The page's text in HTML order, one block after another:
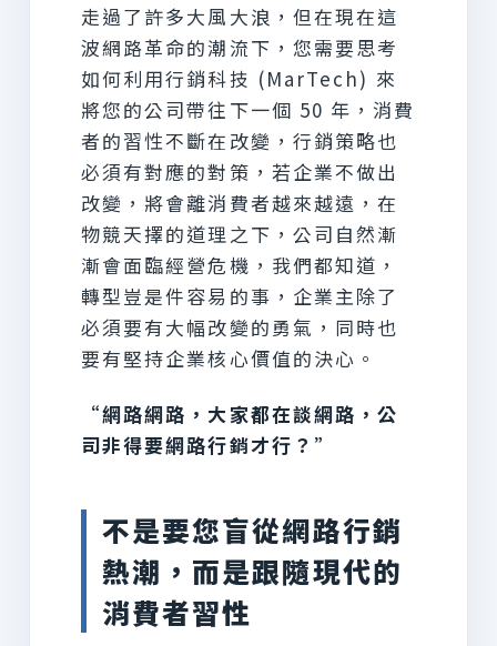
走過了許多大風大浪，但在現在這
波網路革命的潮流下，您需要思考
如何利用行銷科技 (MarTech) 來
將您的公司帶往下一個 50 年，消費
者的習性不斷在改變，行銷策略也
必須有對應的對策，若企業不做出
改變，將會離消費者越來越遠，在
物競天擇的道理之下，公司自然漸
漸會面臨經營危機，我們都知道，
轉型豈是件容易的事，企業主除了
必須要有大幅改變的勇氣，同時也
要有堅持企業核心價值的決心。
“網路網路，大家都在談網路，公
司非得要網路行銷才行？”
不是要您盲從網路行銷
熱潮，而是跟隨現代的
消費者習性